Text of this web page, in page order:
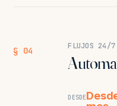
§ 04 FLUJOS 24/7
DESDE